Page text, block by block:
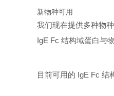
新物种可用
我们现在提供多种物
IgE Fc 结构域蛋白与
目前可用的 IgE Fc 结